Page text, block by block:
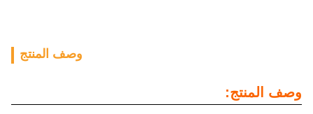
وصف المنتج
وصف المنتج: